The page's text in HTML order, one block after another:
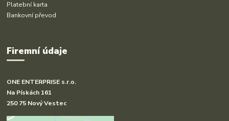
Platební karta
Bankovní převod
Firemní údaje
ONE ENTERPRISE s.r.o.
Na Pískách 161
250 75 Nový Vestec